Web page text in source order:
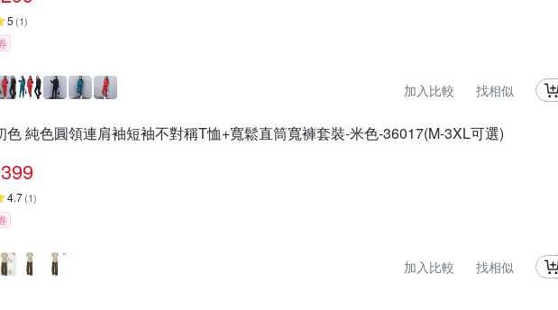
5 (1)
加入比較 找相似
色 純色圓領連肩袖短袖不對稱T恤+寬鬆直筒寬褲套裝-米色-36017(M-3XL可選)
399
4.7(1)
加入比較 找相似